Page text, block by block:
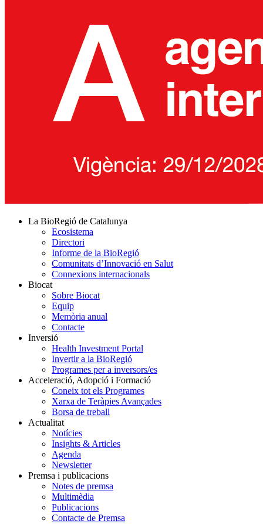
La BioRegió de Catalunya
Ecosistema
Directori
Informe de la BioRegió
Comunitats d’Innovació en Salut
Connexions internacionals
Biocat
Sobre Biocat
Equip
Memòria anual
Contacte
Inversió
Health Investment Portal
Invertir a la BioRegió
Programes per a inversors/es
Acceleració, Adopció i Formació
Coneix tot els Programes
Xarxa de Teràpies Avançades
Borsa de treball
Actualitat
Notícies
Insights & Articles
Agenda
Newsletter
Premsa i publicacions
Notes de premsa
Multimèdia
Publicacions
Contacte de Premsa